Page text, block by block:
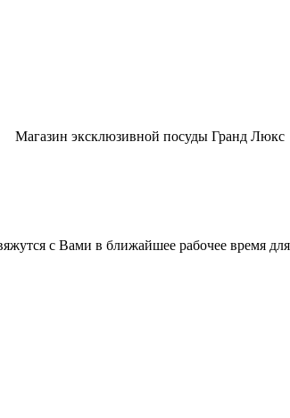
Магазин эксклюзивной посуды Гранд Люкс
с Вами в ближайшее рабочее время